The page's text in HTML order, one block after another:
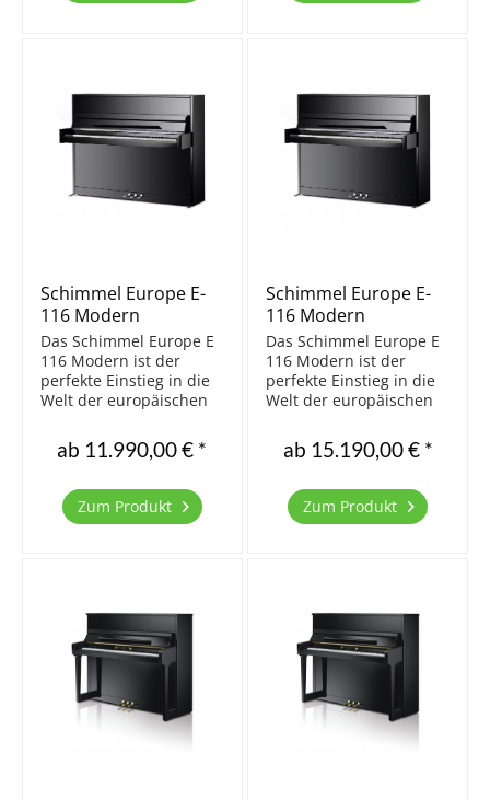
Schimmel Europe E-
116 Modern
Das Schimmel Europe E
116 Modern ist der
perfekte Einstieg in die
Welt der europäischen
und Flügel der Linie
"Europe" entstehen in
überlieferter
Handwerkstradition. Das
ab 11.990,00 € *
Zum Produkt
Schimmel Europe E-
116 Modern
TwinTone
Das Schimmel Europe E
116 Modern ist der
perfekte Einstieg in die
Welt der europäischen
SCHIMMEL TwinTone
Modul können Sie zu
Klavier spielen. Klaviere
und Flügel der Linie
ab 15.190,00 € *
Zum Produkt